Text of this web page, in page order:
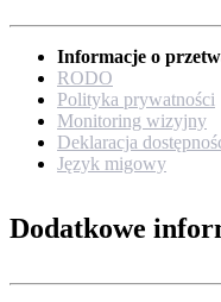
Informacje o
RODO
Polityka prywatności
Monitoring wizyjny
Deklaracja
Język migowy
Dodatkowe